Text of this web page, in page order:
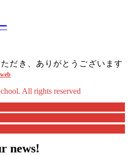
だき、ありがとうございます
All rights reserved
news!